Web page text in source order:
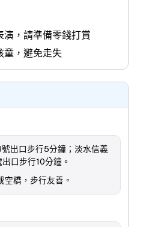
演，請準備零錢打賞
童，避免走失
出口步行5分鐘；淡水信義
口步行10分鐘。
空橋，步行友善。